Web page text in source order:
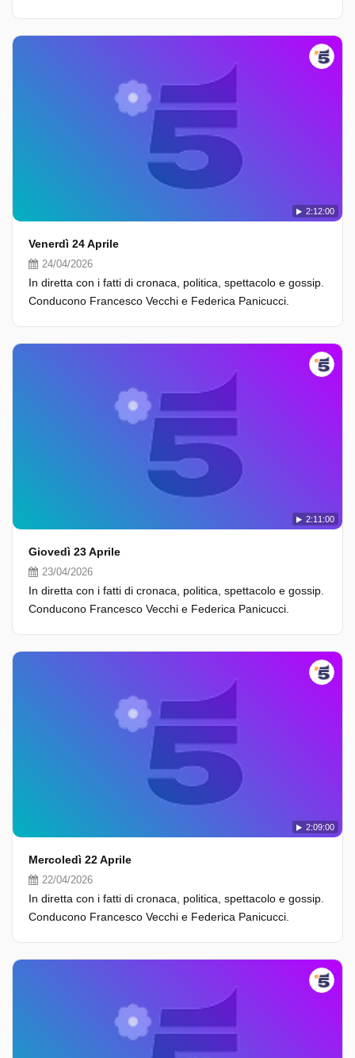
2:12:00
Venerdì 24 Aprile
24/04/2026
In diretta con i fatti di cronaca, politica, spettacolo e gossip.
Conducono Francesco Vecchi e Federica Panicucci.
2:11:00
Giovedì 23 Aprile
23/04/2026
In diretta con i fatti di cronaca, politica, spettacolo e gossip.
Conducono Francesco Vecchi e Federica Panicucci.
2:09:00
Mercoledì 22 Aprile
22/04/2026
In diretta con i fatti di cronaca, politica, spettacolo e gossip.
Conducono Francesco Vecchi e Federica Panicucci.